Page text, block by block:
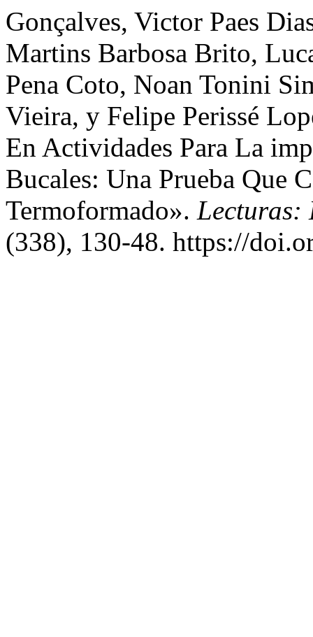
Gonçalves, Victor Paes
Martins Barbosa Brito,
Pena Coto, Noan Tonini
Vieira, y Felipe Perissé
En Actividades Para La
Bucales: Una Prueba Que
Termoformado». Lecturas:
(338), 130-48. https://